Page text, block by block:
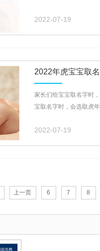
2022-07-19
2022年虎宝宝取
家长们给宝宝取名字时
宝取名字时，会选取虎
2022-07-19
上一页 6 7 8